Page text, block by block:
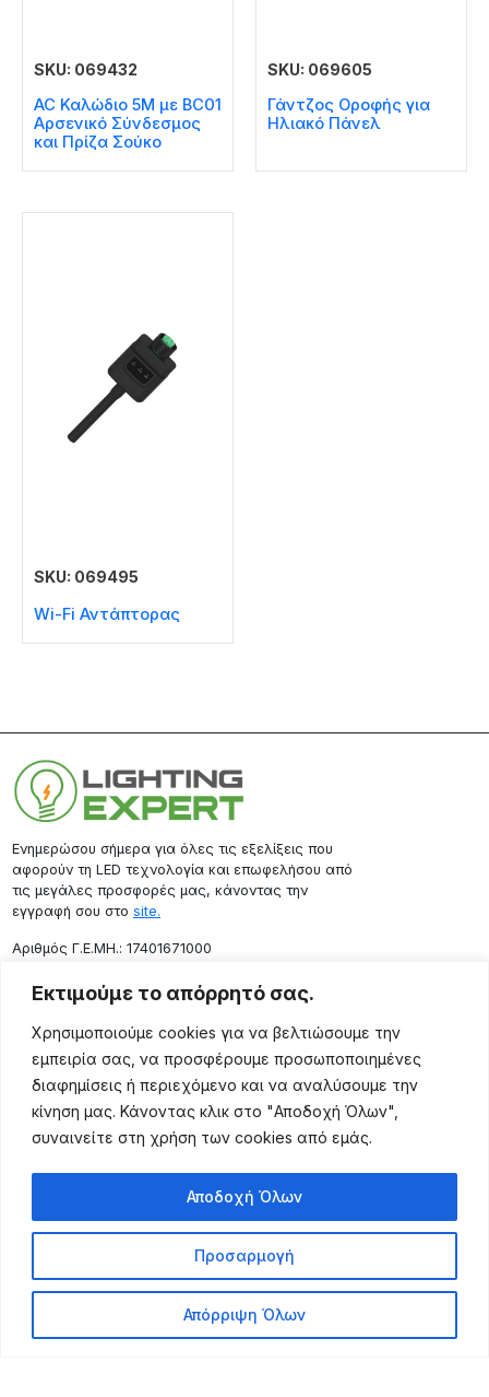
Εκτιμούμε το απόρρητό σας.
Χρησιμοποιούμε cookies για να βελτιώσουμε την
εμπειρία σας, να προσφέρουμε προσωποποιημένες
διαφημίσεις ή περιεχόμενο και να αναλύσουμε την
κίνηση μας. Κάνοντας κλικ στο "Αποδοχή Όλων",
συναινείτε στη χρήση των cookies από εμάς.
Προσαρμογή
Απόρριψη Όλων
Αποδοχή Όλων
SKU: 069432
AC Καλώδιο 5M με BC01
Αρσενικό Σύνδεσμος
και Πρίζα Σούκο
SKU: 069605
Γάντζος Οροφής για
Ηλιακό Πάνελ
SKU: 069495
Wi-Fi Αντάπτορας
Ενημερώσου σήμερα για όλες τις εξελίξεις που
αφορούν τη LED τεχνολογία και επωφελήσου από
τις μεγάλες προσφορές μας, κάνοντας την
εγγραφή σου στο site.
Aριθμός Γ.Ε.ΜΗ.: 17401671000
Επικοινωνία
Ρόδου 133, Αθήνα 10443
(+30) 211 725 5427
sales@lightingexpert.gr
Χρήσιμες Σελίδες
Προϊόντα
Τρόποι Αποστολής